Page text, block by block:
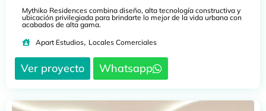
Mythiko Residences combina diseño, alta tecnología constructiva y
ubicación privilegiada para brindarte lo mejor de la vida urbana con
acabados de alta gama.
Apart Estudios, Locales Comerciales
Ver proyecto Whatsapp